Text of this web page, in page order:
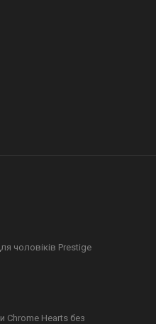
чоловіків Prestige
Chrome Hearts без